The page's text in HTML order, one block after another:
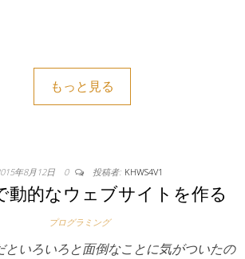
もっと見る
年8月12日 0 投稿者: KHWS4V1
動的なウェブサイトを作る
プログラミング
といろいろと面倒なことに気がついたの